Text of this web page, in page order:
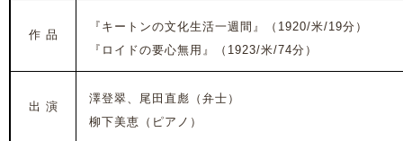
作 品
『キートンの文化生活一週間』（1920/米/19分）
『ロイドの要心無用』（1923/米/74分）
出 演
澤登翠、尾田直彪（弁士）
柳下美恵（ピアノ）